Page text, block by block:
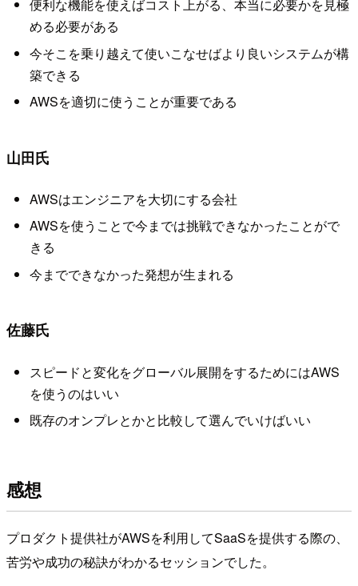
便利な機能を使えばコスト上がる、本当に必要かを見極
める必要がある
今そこを乗り越えて使いこなせばより良いシステムが構
築できる
AWSを適切に使うことが重要である
山田氏
AWSはエンジニアを大切にする会社
AWSを使うことで今までは挑戦できなかったことがで
きる
今までできなかった発想が生まれる
佐藤氏
スピードと変化をグローバル展開をするためにはAWS
を使うのはいい
既存のオンプレとかと比較して選んでいけばいい
感想
プロダクト提供社がAWSを利用してSaaSを提供する際の、
苦労や成功の秘訣がわかるセッションでした。